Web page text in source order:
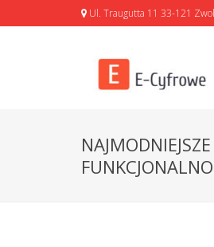
Ul. Traugutta 11 33-121